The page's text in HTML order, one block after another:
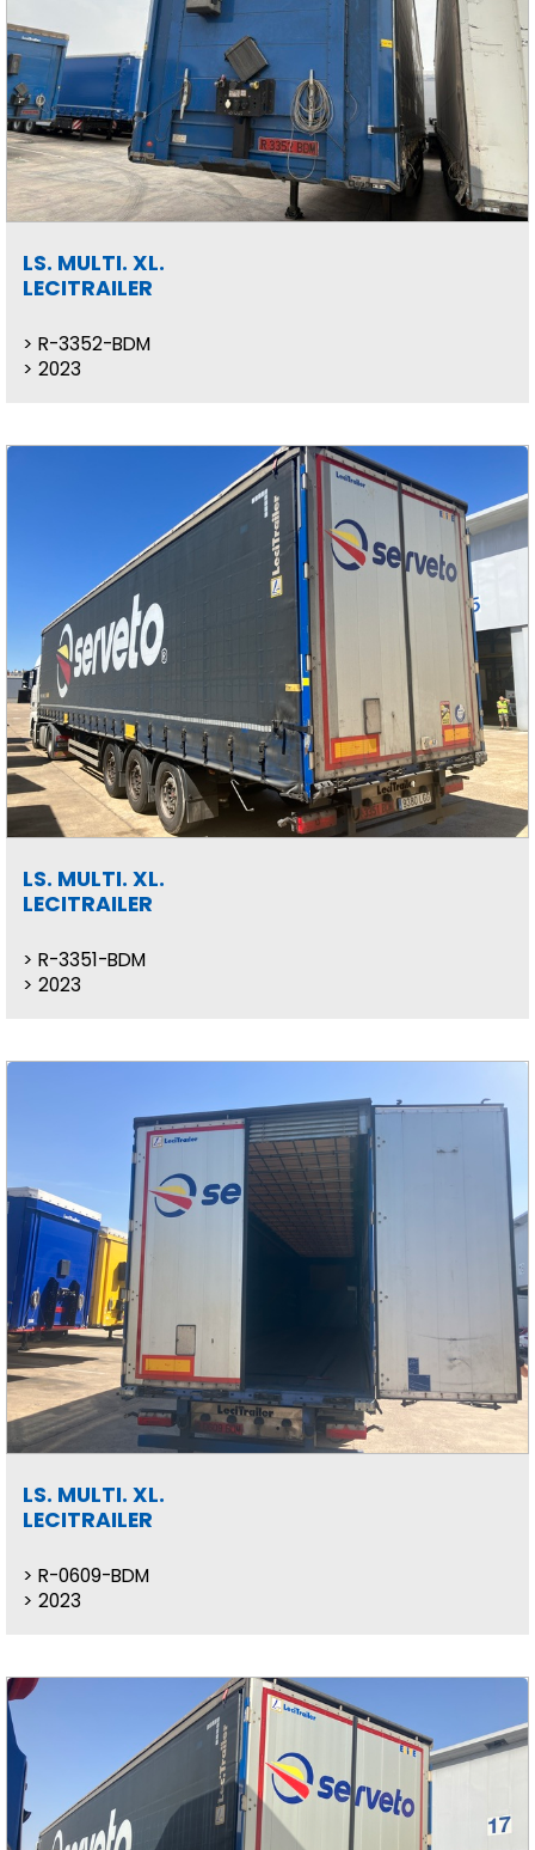
LS. MULTI. XL.
LECITRAILER
R-3352-BDM
2023
LS. MULTI. XL.
LECITRAILER
R-3351-BDM
2023
LS. MULTI. XL.
LECITRAILER
R-0609-BDM
2023